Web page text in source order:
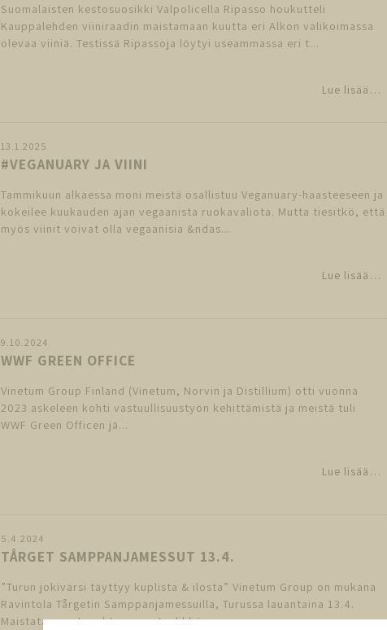
Suomalaisten kestosuosikki Valpolicella Ripasso houkutteli
Kauppalehden viiniraadin maistamaan kuutta eri Alkon valikoimassa
olevaa viiniä. Testissä Ripassoja löytyi useammassa eri t...
Lue lisää…
13.1.2025
#VEGANUARY JA VIINI
Tammikuun alkaessa moni meistä osallistuu Veganuary-haasteeseen ja
kokeilee kuukauden ajan vegaanista ruokavaliota. Mutta tiesitkö, että
myös viinit voivat olla vegaanisia &ndas...
Lue lisää…
9.10.2024
WWF GREEN OFFICE
Vinetum Group Finland (Vinetum, Norvin ja Distillium) otti vuonna
2023 askeleen kohti vastuullisuustyön kehittämistä ja meistä tuli
WWF Green Officen jä...
Lue lisää…
5.4.2024
TÅRGET SAMPPANJAMESSUT 13.4.
”Turun jokivarsi täyttyy kuplista & ilosta” Vinetum Group on mukana
Ravintola Tårgetin Samppanjamessuilla, Turussa lauantaina 13.4.
Maistatamme tapahtumassa tyylikkä...